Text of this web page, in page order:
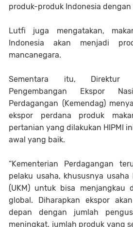
produk-produk Indonesia dengan
Lutfi juga mengatakan,
Indonesia akan menjadi
mancanegara.
Sementara itu, Direktur
Pengembangan Ekspor
Perdagangan (Kemendag)
ekspor perdana produk
pertanian yang dilakukan HIPMI
awal yang baik.
“Kementerian Perdagangan
pelaku usaha, khususnya
(UKM) untuk bisa menjangkau
global. Diharapkan ekspor
depan dengan jumlah
meningkat, jumlah produk yang